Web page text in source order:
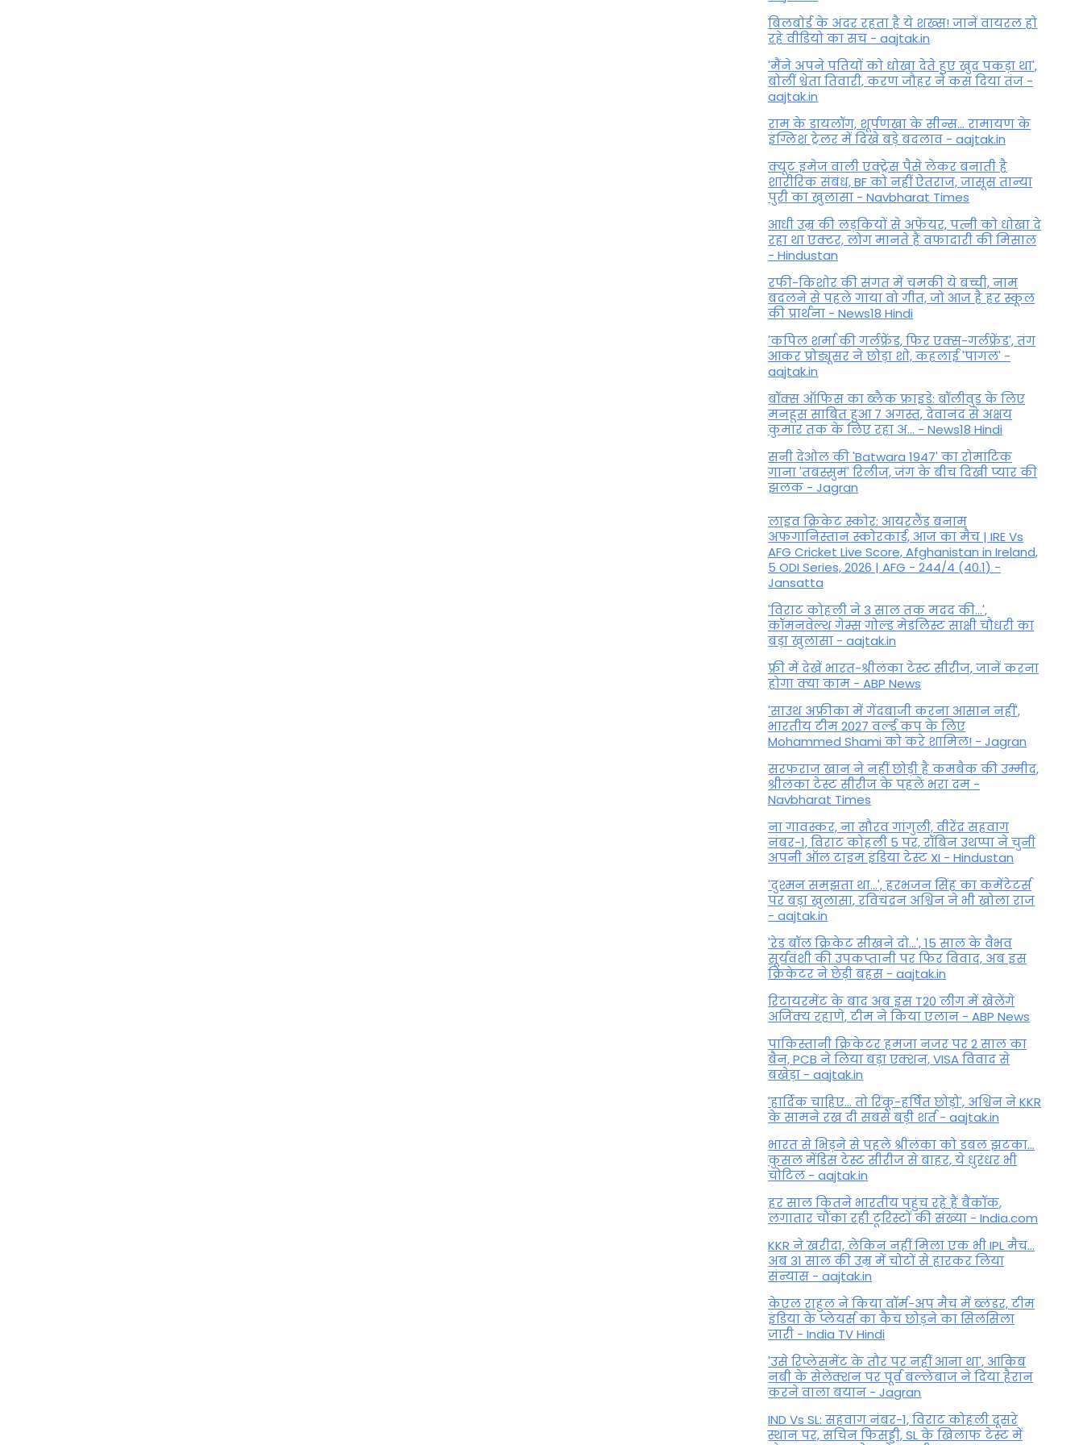
बिलबोर्ड के अंदर रहता है ये शख्स! जानें वायरल हो
रहे वीडियो का सच - aajtak.in
'मैंने अपने पतियों को धोखा देते हुए खुद पकड़ा था',
बोलीं श्वेता तिवारी, करण जौहर ने कस दिया तंज -
aajtak.in
राम के डायलॉग, शूर्पणखा के सीन्स... रामायण के
इंग्लिश ट्रेलर में दिखे बड़े बदलाव - aajtak.in
क्यूट इमेज वाली एक्ट्रेस पैसे लेकर बनाती है
शारीरिक संबंध, BF को नहीं ऐतराज, जासूस तान्‍या
पुरी का खुलासा - Navbharat Times
आधी उम्र की लड़कियों से अफेयर, पत्नी को धोखा दे
रहा था एक्टर, लोग मानते हैं वफादारी की मिसाल
- Hindustan
रफी-किशोर की संगत में चमकी ये बच्ची, नाम
बदलने से पहले गाया वो गीत, जो आज है हर स्कूल
की प्रार्थना - News18 Hindi
'कपिल शर्मा की गर्लफ्रेंड, फिर एक्स-गर्लफ्रेंड', तंग
आकर प्रोड्यूसर ने छोड़ा शो, कहलाई 'पागल' -
aajtak.in
बॉक्स ऑफिस का ब्लैक फ्राइडे: बॉलीवुड के लिए
मनहूस साबित हुआ 7 अगस्त, देवानंद से अक्षय
कुमार तक के लिए रहा अ... - News18 Hindi
सनी देओल की 'Batwara 1947' का रोमांटिक
गाना 'तबस्सुम' रिलीज, जंग के बीच दिखी प्यार की
झलक - Jagran
लाइव क्रिकेट स्कोर: आयरलैंड बनाम
अफगानिस्तान स्कोरकार्ड, आज का मैच | IRE Vs
AFG Cricket Live Score, Afghanistan in Ireland,
5 ODI Series, 2026 | AFG - 244/4 (40.1) -
Jansatta
'विराट कोहली ने 3 साल तक मदद की...',
कॉमनवेल्थ गेम्स गोल्ड मेडलिस्ट साक्षी चौधरी का
बड़ा खुलासा - aajtak.in
फ्री में देखें भारत-श्रीलंका टेस्ट सीरीज, जानें करना
होगा क्या काम - ABP News
'साउथ अफ्रीका में गेंदबाजी करना आसान नहीं',
भारतीय टीम 2027 वर्ल्‍ड कप के लिए
Mohammed Shami को करे शामिल! - Jagran
सरफराज खान ने नहीं छोड़ी है कमबैक की उम्मीद,
श्रीलंका टेस्ट सीरीज के पहले भरा दम -
Navbharat Times
ना गावस्कर, ना सौरव गांगुली, वीरेंद्र सहवाग
नंबर-1, विराट कोहली 5 पर, रॉबिन उथप्पा ने चुनी
अपनी ऑल टाइम इंडिया टेस्ट XI - Hindustan
'दुश्मन समझता था...', हरभजन सिंह का कमेंटेटर्स
पर बड़ा खुलासा, रव‍िचंद्रन अश्विन ने भी खोला राज
- aajtak.in
'रेड बॉल क्रिकेट सीखने दो...', 15 साल के वैभव
सूर्यवंशी की उपकप्तानी पर फ‍िर व‍िवाद, अब इस
क्रिकेटर ने छेड़ी बहस - aajtak.in
रिटायरमेंट के बाद अब इस T20 लीग में खेलेंगे
अजिंक्य रहाणे, टीम ने किया एलान - ABP News
पाकिस्तानी क्रिकेटर हमजा नजर पर 2 साल का
बैन, PCB ने ल‍िया बड़ा एक्शन, VISA व‍िवाद से
बखेड़ा - aajtak.in
'हार्दिक चाहिए... तो रिंकू-हर्षित छोड़ो', अश्विन ने KKR
के सामने रख दी सबसे बड़ी शर्त - aajtak.in
भारत से भिड़ने से पहले श्रीलंका को डबल झटका...
कुसल मेंडिस टेस्ट सीरीज से बाहर, ये धुरंधर भी
चोटिल - aajtak.in
हर साल कितने भारतीय पहुंच रहे हैं बैंकॉक,
लगातार चौंका रही टूरिस्टों की संख्या - India.com
KKR ने खरीदा, लेकिन नहीं मिला एक भी IPL मैच...
अब 31 साल की उम्र में चोटों से हारकर लिया
संन्यास - aajtak.in
केएल राहुल ने किया वॉर्म-अप मैच में ब्लंडर, टीम
इंडिया के प्लेयर्स का कैच छोड़ने का सिलसिला
जारी - India TV Hindi
'उसे रिप्लेसमेंट के तौर पर नहीं आना था', आकिब
नबी के सेलेक्शन पर पूर्व बल्लेबाज ने दिया हैरान
करने वाला बयान - Jagran
IND Vs SL: सहवाग नंबर-1, विराट कोहली दूसरे
स्थान पर, सचिन फिसड्डी, SL के खिलाफ टेस्ट में